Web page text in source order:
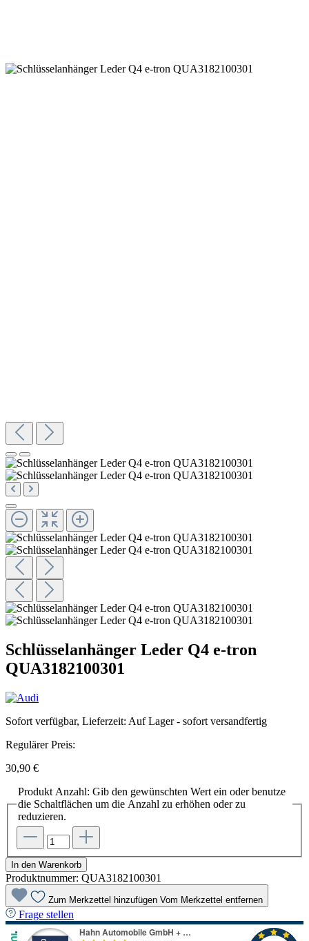
Schlüsselanhänger Leder Q4 e-tron
QUA3182100301
Sofort verfügbar, Lieferzeit: Auf Lager - sofort versandfertig
Regulärer Preis:
30,90 €
Produkt Anzahl: Gib den gewünschten Wert ein oder benutze
die Schaltflächen um die Anzahl zu erhöhen oder zu
reduzieren.
In den Warenkorb
Produktnummer: QUA3182100301
Zum Merkzettel hinzufügen Vom Merkzettel entfernen
Frage stellen